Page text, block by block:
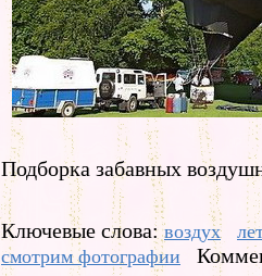
Подборка забавных
Ключевые слова:воздух
смотрим фотографии